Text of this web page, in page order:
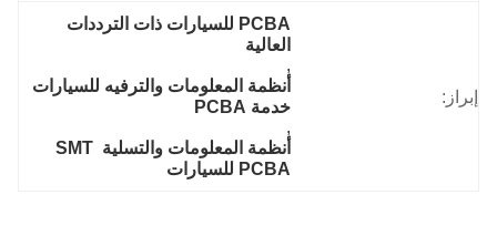
إبراز:
PCBA للسيارات ذات الترددات
العالية
,
أنظمة المعلومات والترفيه للسيارات
خدمة PCBA
,
أنظمة المعلومات والتسلية SMT
PCBA للسيارات